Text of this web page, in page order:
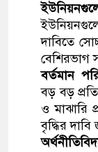
দাবিতে
বেশিরভাগ
বর্তমান
বড় বড়
ও মাঝারি
বৃদ্ধির